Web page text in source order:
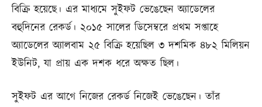
বিক্রি হয়েছে। এর মাধ্যমে সুইফট ভেঙেছেন অ্যাডেলের
বহুদিনের রেকর্ড। ২০১৫ সালের ডিসেম্বরে প্রথম সপ্তাহে
অ্যাডেলের অ্যালবাম ২৫ বিক্রি হয়েছিল ৩ দশমিক ৪৮২ মিলিয়ন
ইউনিট, যা প্রায় এক দশক ধরে অক্ষত ছিল।
সুইফট এর আগে নিজের রেকর্ড নিজেই ভেঙেছেন। তাঁর